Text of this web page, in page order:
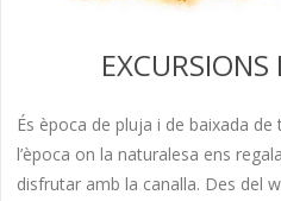
És època de pluja i de baixada
l’època on la naturalesa ens
disfrutar amb la canalla. Des del